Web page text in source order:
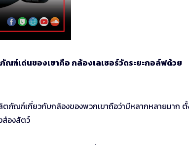
ฑ์เด่นของเขาคือ กล้องเลเซอร์วัดระยะกอล์ฟด้วย
ตภัณฑ์เกี่ยวกับกล้องของพวกเขาถือว่ามีหลากหลายมาก
ส่องสัตว์